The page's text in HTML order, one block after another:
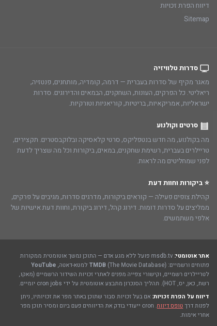
דיווח הפרת זכויות
Sitemap
סדרות טלוויזיה
מאגר מקיף של סדרות בעברית — דרמה, קומדיה, מותחנים, פנטזיה,
ריאליטי. כל הפרקים, העונות, השחקנים, הבמאים והדירוגים. סדרות
ישראליות, אמריקאיות, בריטיות, קוריאניות וטורקיות.
סרטים וקולנוע
מה בקולנוע, מה חדש בנטפליקס, סרטי קלאסיקה ובלוקבסטרים. תקצירים,
טריילרים בעברית, רשימת שחקנים, במאים, ביקורות וכל מה שצריך לדעת
לפני שמחליטים מה לראות.
⭐ ביקורות וחוות דעת
קהילת צופים פעילה — קוראים ביקורות, מדרגים סדרות, מגיבים על פרקים,
ממליצים על סדרות דומות. דירוג קהל, דירוג ביקורת, וחוות דעת אישיות של
אלפי משתמשים.
אתר אוטומטי:
msdb.tv פועל ללא מגע אדם — התוכן נמשך אוטומטית ממקורות
פתוחים ורשמיים:
TMDB (The Movie Database) למטא-דאטה,
YouTube
לטריילרים רשמיים, וקישורי צפייה מפנים לאתרי זכויות השידור הרשמיים (מאקו,
רשת, כאן, יס, HOT). תהליך הסנכרון מתבצע אוטומטית על ידי cron jobs יומיים.
דיווח על הפרת זכויות: אם בעל זכויות סבור שתוכן באתר מפר את זכויותיו, ניתן
לפנות דרך טופס דיווח
. cron ייעודי בודק את הדיווחים פעם ביום ומסיר תוכן מפר
אחרי אימות.